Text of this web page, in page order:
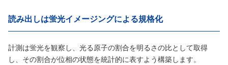
読み出しは蛍光イメージングによる規格化
計測は蛍光を観察し、光る原子の割合を明るさの比として取得
し、その割合が位相の状態を統計的に表すよう構築します。